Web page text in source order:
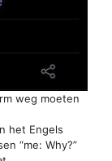
weg moeten
het Engels
“me: Why?”